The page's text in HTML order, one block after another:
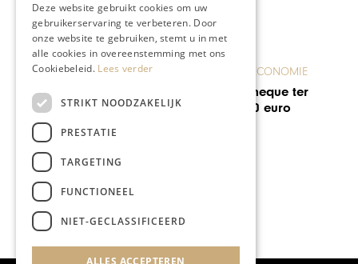
GASTRONOMIE
De Vis Factorij,
van a(nsjovis) tot
Deze website gebruikt cookies om uw
gebruikerservaring te verbeteren. Door
onze website te gebruiken, stemt u in met
alle cookies in overeenstemming met ons
Cookiebeleid. Lees verder
STRIKT NOODZAKELIJK
PRESTATIE
TARGETING
FUNCTIONEEL
NIET-GECLASSIFICEERD
ALLES ACCEPTEREN